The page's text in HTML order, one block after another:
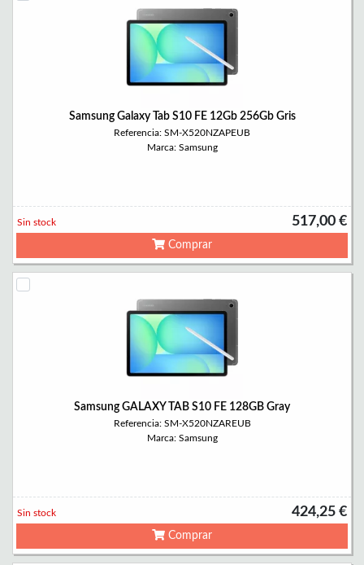
Samsung Galaxy Tab S10 FE 12Gb 256Gb Gris
Referencia: SM-X520NZAPEUB
Marca: Samsung
517,00 €
Sin stock
Comprar
Samsung GALAXY TAB S10 FE 128GB Gray
Referencia: SM-X520NZAREUB
Marca: Samsung
424,25 €
Sin stock
Comprar